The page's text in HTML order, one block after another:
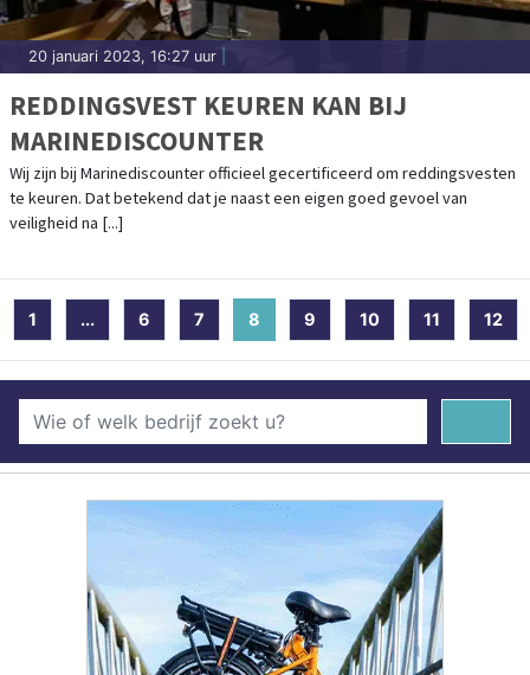
20 januari 2023, 16:27 uur
REDDINGSVEST KEUREN KAN BIJ
MARINEDISCOUNTER
Wij zijn bij Marinediscounter officieel gecertificeerd om reddingsvesten
te keuren. Dat betekend dat je naast een eigen goed gevoel van
veiligheid na [...]
1 ... 6 7 8 (current)
9 10 11 12